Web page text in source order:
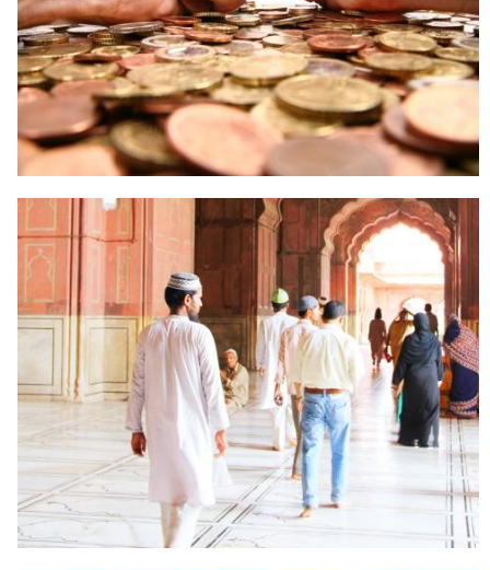
Türkçe
اردو
o'zbek
Yorùbá
HAKIKAT ISLAM YANG JADI
PATOKAN, BUKAN REALITAS UMAT
ISLAM
ATURAN ISLAM MENCAKUP
SELURUH ASPEK KEHIDUPAN